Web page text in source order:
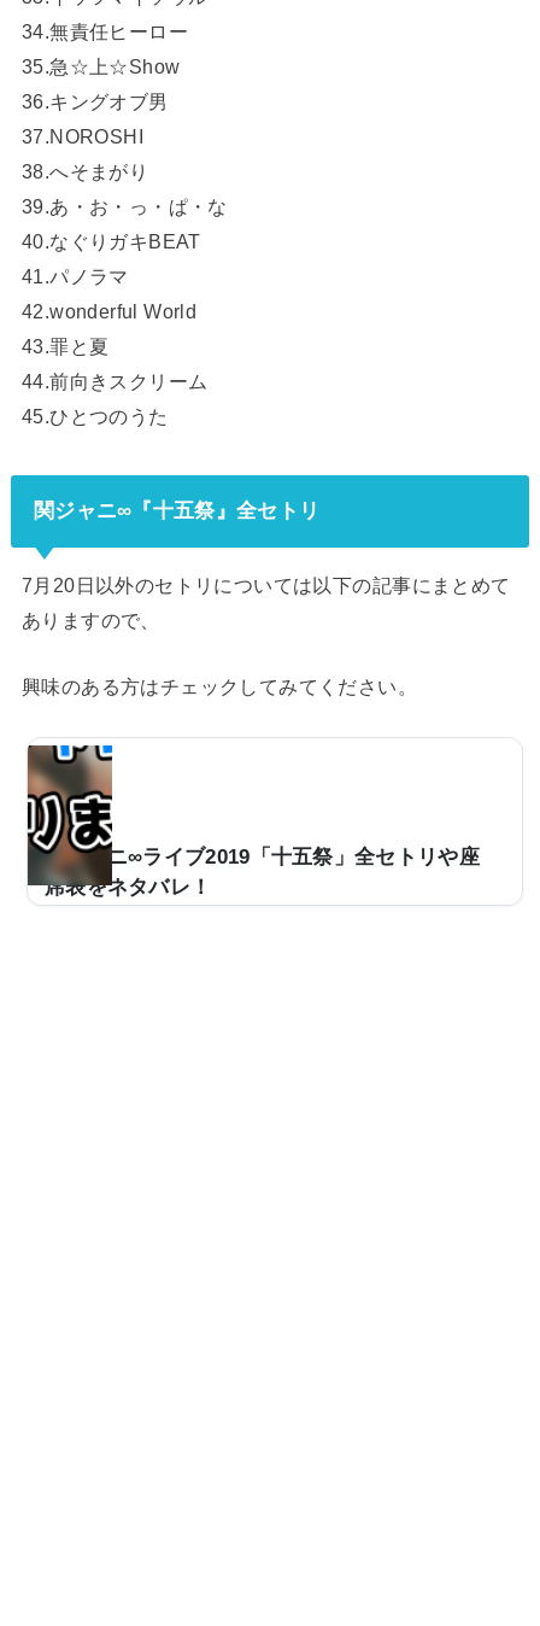
34.無責任ヒーロー
35.急☆上☆Show
36.キングオブ男
37.NOROSHI
38.へそまがり
39.あ・お・っ・ぱ・な
40.なぐりガキBEAT
41.パノラマ
42.wonderful World
43.罪と夏
44.前向きスクリーム
45.ひとつのうた
関ジャニ∞『十五祭』全セトリ
7月20日以外のセトリについては以下の記事にまとめて
ありますので、
興味のある方はチェックしてみてください。
関ジャニ∞ライブ2019「十五祭」全セトリや座
席表をネタバレ！